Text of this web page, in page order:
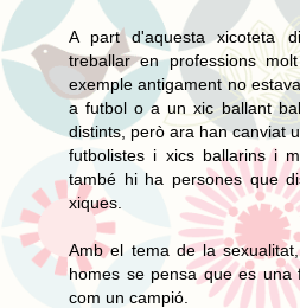
A part d'aquesta xicoteta
treballar en professions
exemple antigament no
a futbol o a un xic ballant
distints, però ara han canviat
futbolistes i xics ballarins i
també hi ha persones que
xiques.
Amb el tema de la
homes se pensa que es
com un campió.